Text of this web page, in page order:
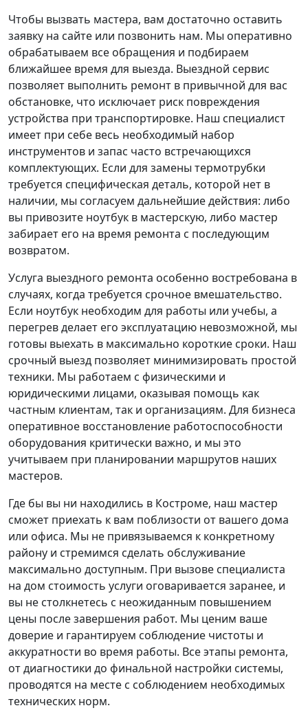
Чтобы вызвать мастера, вам достаточно оставить
заявку на сайте или позвонить нам. Мы оперативно
обрабатываем все обращения и подбираем
ближайшее время для выезда. Выездной сервис
позволяет выполнить ремонт в привычной для вас
обстановке, что исключает риск повреждения
устройства при транспортировке. Наш специалист
имеет при себе весь необходимый набор
инструментов и запас часто встречающихся
комплектующих. Если для замены термотрубки
требуется специфическая деталь, которой нет в
наличии, мы согласуем дальнейшие действия: либо
вы привозите ноутбук в мастерскую, либо мастер
забирает его на время ремонта с последующим
возвратом.
Услуга выездного ремонта особенно востребована в
случаях, когда требуется срочное вмешательство.
Если ноутбук необходим для работы или учебы, а
перегрев делает его эксплуатацию невозможной, мы
готовы выехать в максимально короткие сроки. Наш
срочный выезд позволяет минимизировать простой
техники. Мы работаем с физическими и
юридическими лицами, оказывая помощь как
частным клиентам, так и организациям. Для бизнеса
оперативное восстановление работоспособности
оборудования критически важно, и мы это
учитываем при планировании маршрутов наших
мастеров.
Где бы вы ни находились в Костроме, наш мастер
сможет приехать к вам поблизости от вашего дома
или офиса. Мы не привязываемся к конкретному
району и стремимся сделать обслуживание
максимально доступным. При вызове специалиста
на дом стоимость услуги оговаривается заранее, и
вы не столкнетесь с неожиданным повышением
цены после завершения работ. Мы ценим ваше
доверие и гарантируем соблюдение чистоты и
аккуратности во время работы. Все этапы ремонта,
от диагностики до финальной настройки системы,
проводятся на месте с соблюдением необходимых
технических норм.